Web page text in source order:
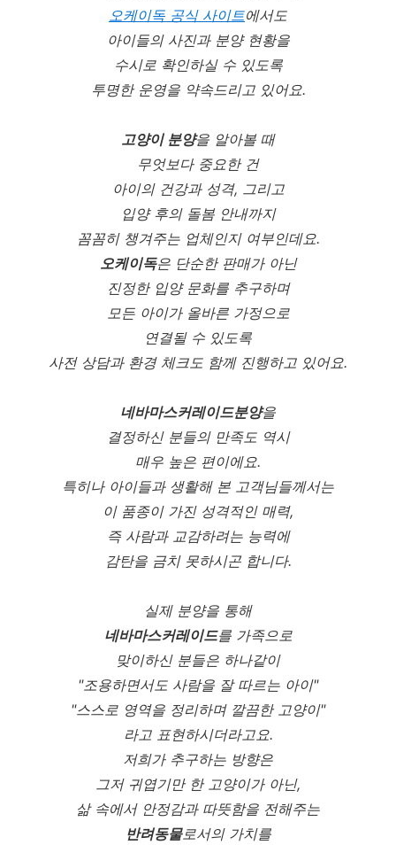
오케이독 공식 사이트에서도
아이들의 사진과 분양 현황을
수시로 확인하실 수 있도록
투명한 운영을 약속드리고 있어요.
고양이 분양을 알아볼 때
무엇보다 중요한 건
아이의 건강과 성격, 그리고
입양 후의 돌봄 안내까지
꼼꼼히 챙겨주는 업체인지 여부인데요.
오케이독은 단순한 판매가 아닌
진정한 입양 문화를 추구하며
모든 아이가 올바른 가정으로
연결될 수 있도록
사전 상담과 환경 체크도 함께 진행하고 있어요.
네바마스커레이드분양을
결정하신 분들의 만족도 역시
매우 높은 편이에요.
특히나 아이들과 생활해 본 고객님들께서는
이 품종이 가진 성격적인 매력,
즉 사람과 교감하려는 능력에
감탄을 금치 못하시곤 합니다.
실제 분양을 통해
네바마스커레이드를 가족으로
맞이하신 분들은 하나같이
"조용하면서도 사람을 잘 따르는 아이"
"스스로 영역을 정리하며 깔끔한 고양이"
라고 표현하시더라고요.
저희가 추구하는 방향은
그저 귀엽기만 한 고양이가 아닌,
삶 속에서 안정감과 따뜻함을 전해주는
반려동물로서의 가치를